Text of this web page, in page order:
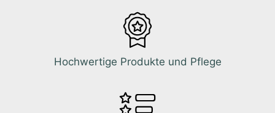
Hochwertige Produkte und Pflege